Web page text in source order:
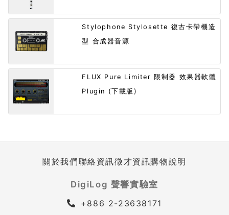
Stylophone Stylosette 復古卡帶機造
型 合成器音源
FLUX Pure Limiter 限制器 效果器軟體
Plugin (下載版)
關於我們聯絡資訊徵才資訊購物說明
DigiLog 聲響實驗室
+886 2-23638171